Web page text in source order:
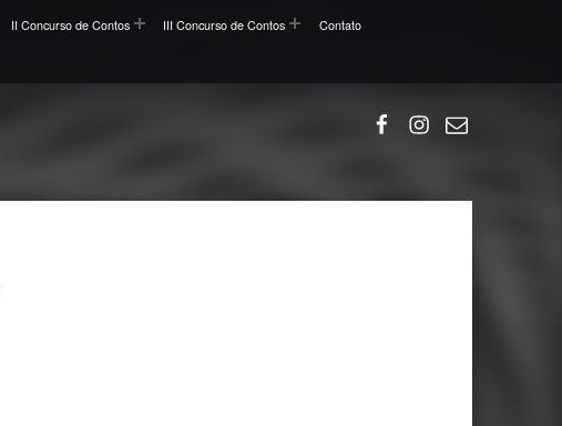
II Concurso de Contos III Concurso de Contos Contato